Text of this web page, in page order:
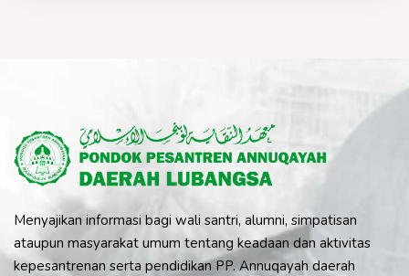
Menyajikan informasi bagi wali santri, alumni, simpatisan
ataupun masyarakat umum tentang keadaan dan aktivitas
kepesantrenan serta pendidikan PP. Annuqayah daerah